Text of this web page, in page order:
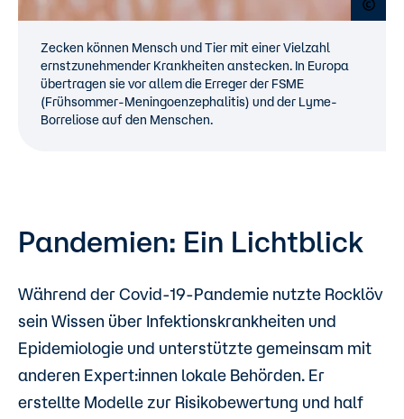
Zecken können Mensch und Tier mit einer Vielzahl
ernstzunehmender Krankheiten anstecken. In Europa
übertragen sie vor allem die Erreger der FSME
(Frühsommer-Meningoenzephalitis) und der Lyme-
Borreliose auf den Menschen.
Pandemien: Ein Lichtblick
Während der Covid-19-Pandemie nutzte Rocklöv
sein Wissen über Infektionskrankheiten und
Epidemiologie und unterstützte gemeinsam mit
anderen Expert:innen lokale Behörden. Er
erstellte Modelle zur Risikobewertung und half